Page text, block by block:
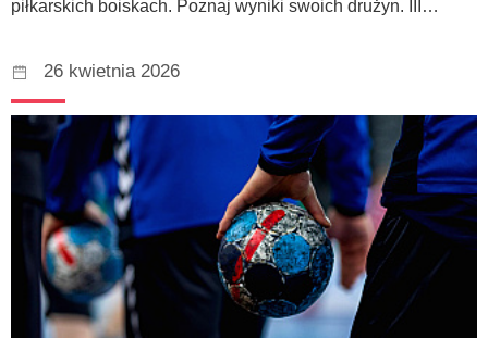
piłkarskich boiskach. Poznaj wyniki swoich drużyn. III…
26 kwietnia 2026